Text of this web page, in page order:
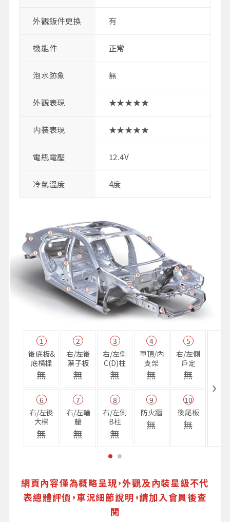
外觀鈑件更換 有
機能件 正常
泡水跡象 無
外觀表現 ★★★★★
内装表現 ★★★★★
電瓶電壓 12.4V
冷氣溫度 4度
1
後底板&
底橫樑
無
2
右/左後
葉子板
無
3
右/左側
C(D)柱
無
4
車頂/內
支架
無
5
右/左側
戶定
無
6
右/左後
大樑
無
7
右/左輪
艙
無
8
右/左側
B柱
無
9
防火牆
無
10
後尾板
無
網頁內容僅為概略呈現，外觀及內裝星級不代
表總體評價，車況細節說明，請加入會員後查
閱